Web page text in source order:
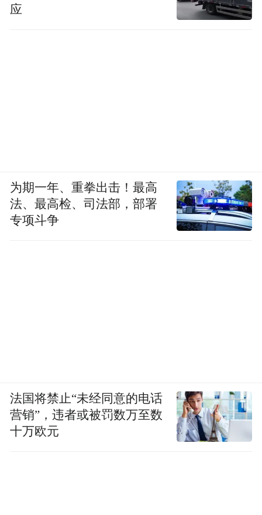
应
为期一年、重拳出击！最高
法、最高检、司法部，部署
专项斗争
法国将禁止“未经同意的电话
营销”，违者或被罚数万至数
十万欧元